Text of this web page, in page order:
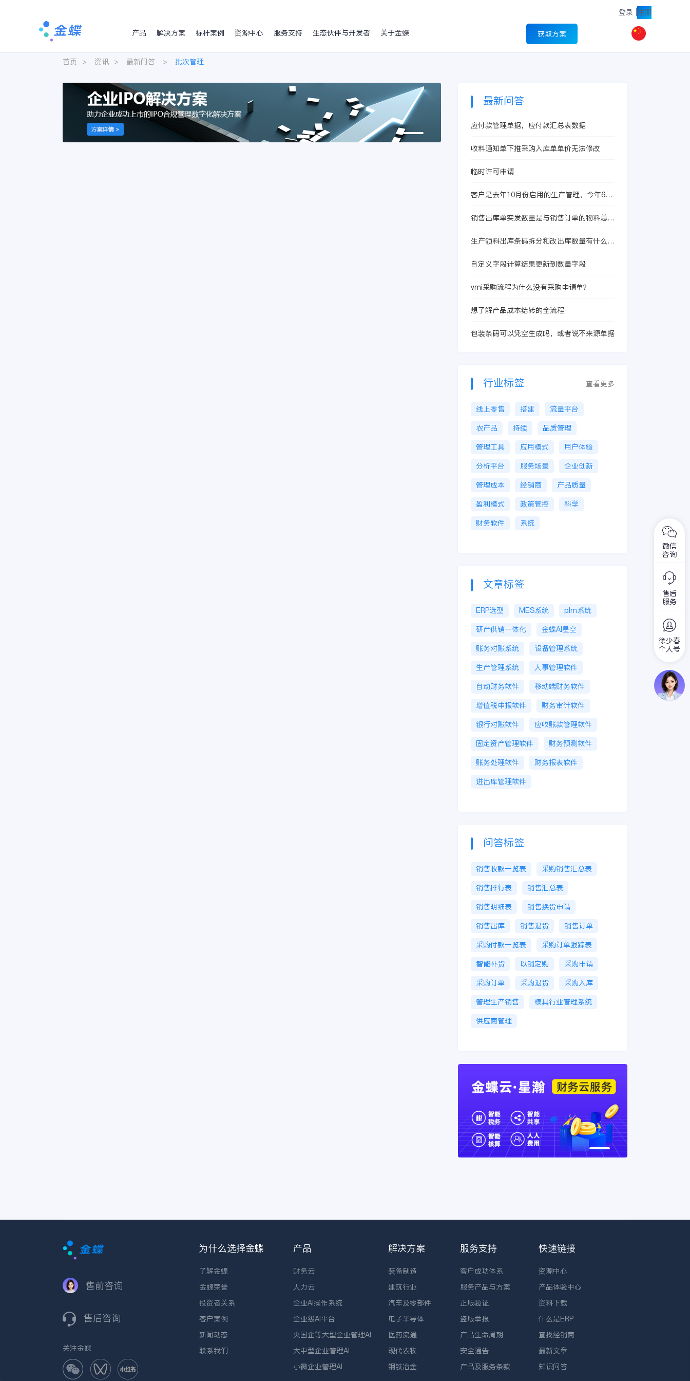
登录 注册
产品
解决方案 标杆案例 资源中心 服务支持 生态伙伴与开发者 关于金蝶 获取方案
首页 > 资讯 > 最新问答 > 批次管理
最新问答
应付款管理单据，应付款汇总表数据
收料通知单下推采购入库单单价无法修改
临时许可申请
客户是去年10月份启用的生产管理，今年6月
销售出库单实发数量是与销售订单的物料总数
生产领料出库条码拆分和改出库数量有什么本
自定义字段计算结果更新到数量字段
vmi采购流程为什么没有采购申请单？
想了解产品成本结转的全流程
包装条码可以凭空生成吗，或者说不来源单据
行业标签 查看更多
线上零售 搭建
流量平台
农产品
持续
品质管理
管理工具
应用模式
用户体验
分析平台
服务场景
企业创新
管理成本
经销商
产品质量
盈利模式
政策管控
科学
财务软件
系统
文章标签
ERP选型 MES系统
plm系统
研产供销一体化
金蝶AI星空
账务对账系统
设备管理系统
生产管理系统
人事管理软件
自动财务软件
移动端财务软件
增值税申报软件
财务审计软件
银行对账软件
应收账款管理软件
固定资产管理软件
财务预测软件
账务处理软件
财务报表软件
进出库管理软件
问答标签
销售收款一览表
采购销售汇总表
销售排行表
销售汇总表
销售明细表
销售换货申请
销售出库
销售退货
销售订单
采购付款一览表
采购订单跟踪表
智能补货
以销定购
采购申请
采购订单
采购退货
采购入库
管理生产销售
模具行业管理系统
供应商管理
售前咨询
售后咨询
关注金蝶
为什么选择金蝶
了解金蝶
金蝶荣誉
投资者关系
客户案例
新闻动态
联系我们
产品
财务云
人力云
企业AI操作系统
企业级AI平台
央国企等大型企业管理AI
大中型企业管理AI
小微企业管理AI
解决方案
装备制造
建筑行业
汽车及零部件
电子半导体
医药流通
现代农牧
钢铁冶金
服务支持
客户成功体系
服务产品与方案
正版验证
盗版举报
产品生命周期
安全通告
产品及服务条款
快速链接
资源中心
产品体验中心
资料下载
什么是ERP
查找经销商
最新文章
知识问答
微信
咨询
售后
服务
徐少春
个人号